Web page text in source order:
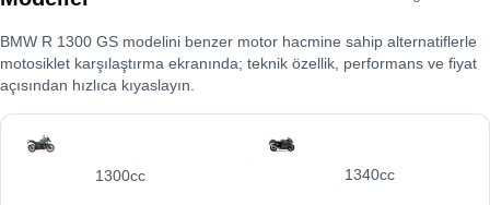
BMW R 1300 GS modelini benzer motor hacmine sahip alternatiflerle
motosiklet karşılaştırma ekranında; teknik özellik, performans ve fiyat
açısından hızlıca kıyaslayın.
1300cc 1340cc